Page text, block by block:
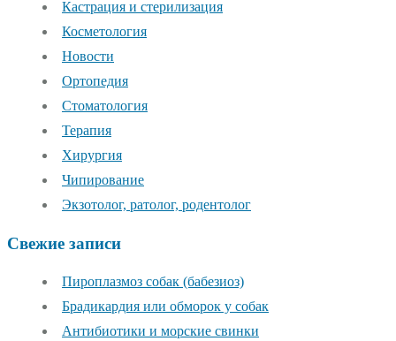
Кастрация и стерилизация
Косметология
Новости
Ортопедия
Стоматология
Терапия
Хирургия
Чипирование
Экзотолог, ратолог, родентолог
Свежие записи
Пироплазмоз собак (бабезиоз)
Брадикардия или обморок у собак
Антибиотики и морские свинки